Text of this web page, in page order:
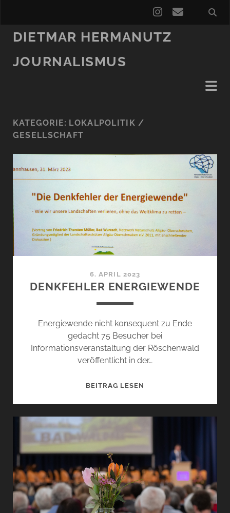
instagram
email
DIETMAR HERMANUTZ
JOURNALISMUS
KATEGORIE: LOKALPOLITIK /
GESELLSCHAFT
6. APRIL 2023
DENKFEHLER ENERGIEWENDE
Energiewende nicht konsequent zu Ende
gedacht 75 Besucher bei
Informationsveranstaltung der Röschenwald
veröffentlicht in der…
BEITRAG LESEN